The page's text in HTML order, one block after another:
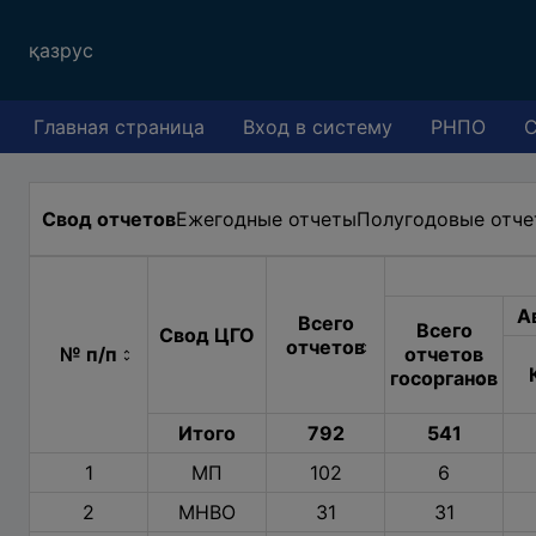
қазрус
Главная страница Вход в систему РНПО
Свод отчетовЕжегодные отчетыПолугодовые
№ п/п
Свод ЦГО
Всего
отчетов
Всего
отчетов
госорганов
Итого
792 541
1
МП 102 6
2
МНВО 31 31